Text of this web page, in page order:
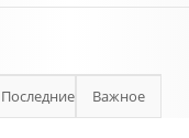
Последние Важное